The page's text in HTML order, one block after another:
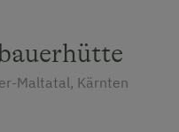
Maltatal, Kärnten